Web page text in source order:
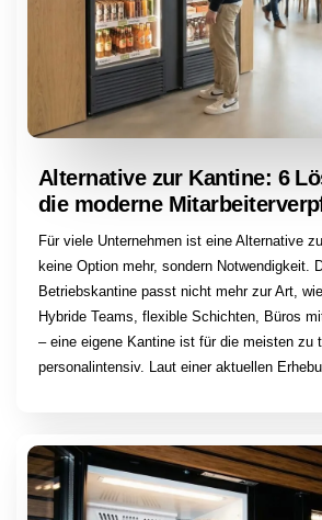
Alternative zur Kantine: 6
die moderne
Für viele Unternehmen ist eine Alternative
keine Option mehr, sondern Notwendigkeit.
Betriebskantine passt nicht mehr zur Art,
Hybride Teams, flexible Schichten, Büros
– eine eigene Kantine ist für die meisten zu
personalintensiv. Laut einer aktuellen